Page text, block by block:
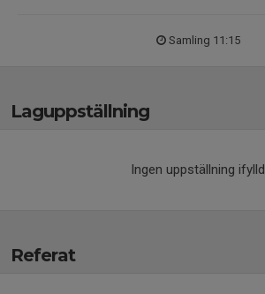
Samling 11:15
Laguppställning
Ingen uppställning ifylld
Referat